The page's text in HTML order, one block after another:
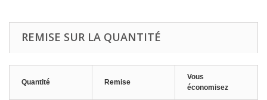
REMISE SUR LA QUANTITÉ
Quantité Remise
Vous
économisez